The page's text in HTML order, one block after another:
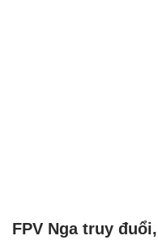
FPV Nga truy